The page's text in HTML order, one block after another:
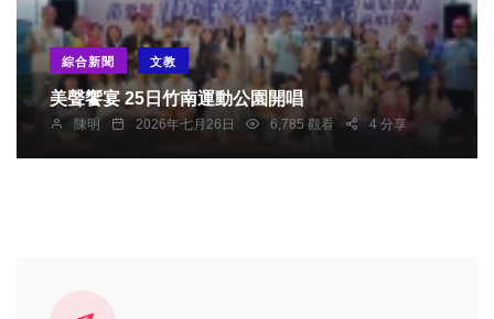
綜合新聞 文教
美聲饗宴 25日竹南運動公園開唱
陳明 2026年七月26日 6,785 觀看 4 分享